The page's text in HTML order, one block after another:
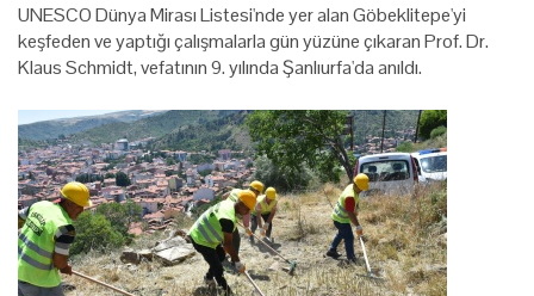
UNESCO Dünya Mirası Listesi'nde yer alan Göbeklitepe'yi
keşfeden ve yaptığı çalışmalarla gün yüzüne çıkaran Prof. Dr.
Klaus Schmidt, vefatının 9. yılında Şanlıurfa'da anıldı.